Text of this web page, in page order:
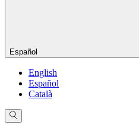
Español
English
Español
Català